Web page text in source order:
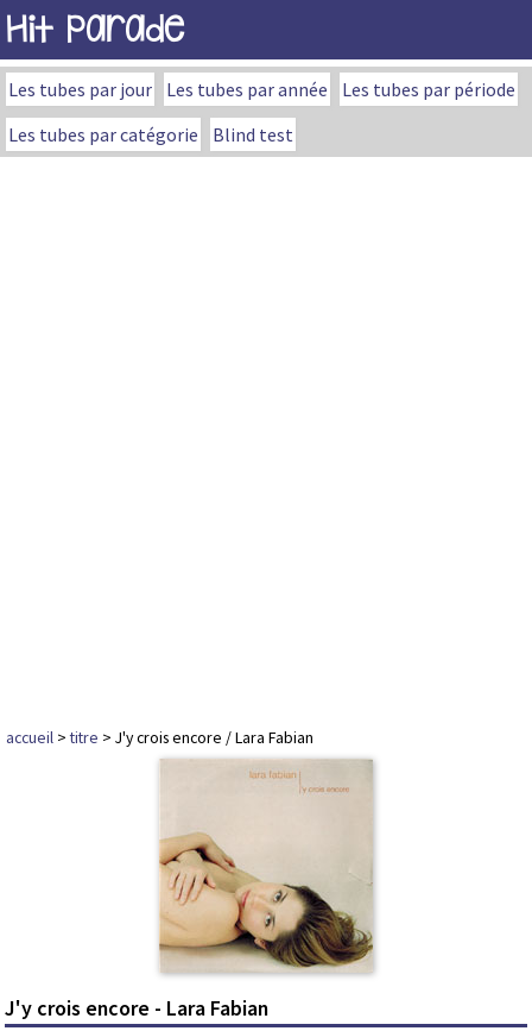
Hit Parade
Les tubes par jour Les tubes par année
Les tubes par période
Les tubes par catégorie
Blind test
accueil >titre > J'y crois encore / Lara Fabian
J'y crois encore - Lara Fabian